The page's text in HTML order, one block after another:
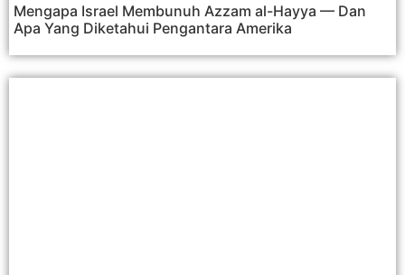
Mengapa Israel Membunuh Azzam al-Hayya — Dan
Apa Yang Diketahui Pengantara Amerika